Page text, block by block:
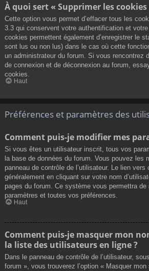
À quoi sert « Supprimer les cookies
Cette option vous permet d’effacer tous les
3.3 qui conservent votre authentification et
cookies permettent également d’enregistrer le
sont lus ou non lus) dans le cas où cette
un administrateur du forum. Si vous rencontrez
de connexion et de déconnexion au forum,
cookies.
Haut
Préférences et paramètres des
Comment puis-je modifier mes
Si vous êtes un utilisateur inscrit, tous vos
la base de données du forum. Vous pouvez les
panneau de contrôle de l’utilisateur. Le lien vers
généralement en cliquant sur votre nom
pages du forum. Ce système vous permettra
paramètres et toutes vos préférences.
Haut
Comment puis-je masquer mon
la liste des utilisateurs en ligne ?
Dans le panneau de contrôle de l’utilisateur,
forum », vous trouverez l’option « Masquer